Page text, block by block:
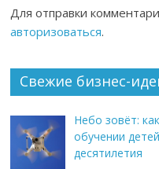
Для отправки
авторизоваться.
Свежие бизнес-
Небо зовёт:
обучении
десятилетия